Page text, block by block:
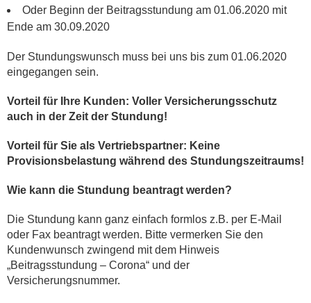
Oder Beginn der Beitragsstundung am 01.06.2020 mit
Ende am 30.09.2020
Der Stundungswunsch muss bei uns bis zum 01.06.2020
eingegangen sein.
Vorteil für Ihre Kunden: Voller Versicherungsschutz
auch in der Zeit der Stundung!
Vorteil für Sie als Vertriebspartner: Keine
Provisionsbelastung während des Stundungszeitraums!
Wie kann die Stundung beantragt werden?
Die Stundung kann ganz einfach formlos z.B. per E-Mail
oder Fax beantragt werden. Bitte vermerken Sie den
Kundenwunsch zwingend mit dem Hinweis
„Beitragsstundung – Corona“ und der
Versicherungsnummer.